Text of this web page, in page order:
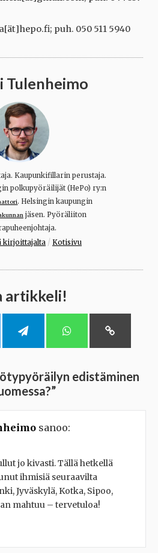
puh. 050 511 5940
Tulenheimo
Kaupunkifillarin perustaja.
polkupyöräilijät (HePo) ry:n
. Helsingin kaupungin
jäsen. Pyöräliiton
kirjoittajalta / Kotisivu
artikkeli!
edistäminen
”
sanoo:
jo kivasti. Tällä hetkellä
ihmisiä seuraavilta
Jyväskylä, Kotka, Sipoo,
mahtuu – tervetuloa!